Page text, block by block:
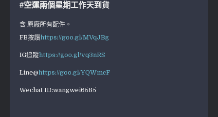
#空運兩個星期工作天到貨
含 原廠所有配件。
FB按讚https://goo.gl/MVqJBg
IG追蹤https://goo.gl/vq3nRS
Line@https://goo.gl/YQWmcF
Wechat ID:wangwei6585